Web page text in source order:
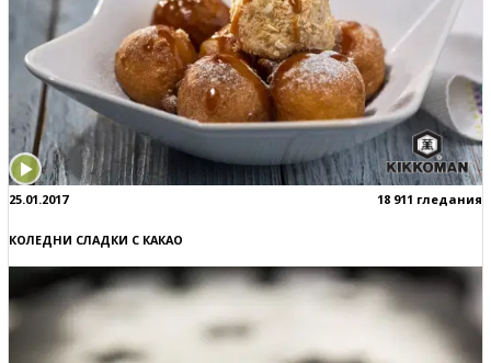
25.01.2017 18 911 гледания
КОЛЕДНИ СЛАДКИ С КАКАО